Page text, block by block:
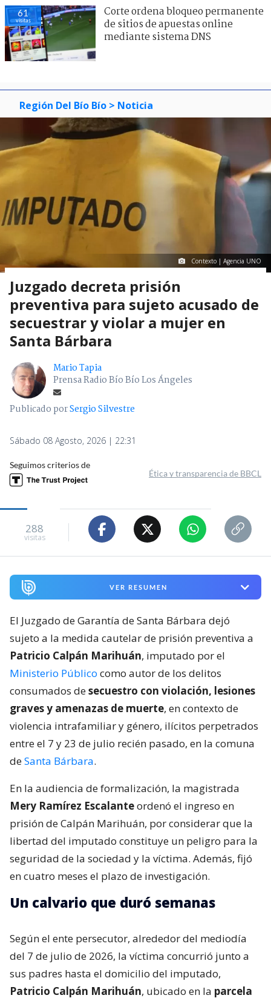
61
visitas
Corte ordena bloqueo permanente
de sitios de apuestas online
mediante sistema DNS
Región Del Bío Bío > Noticia
Contexto | Agencia UNO
Juzgado decreta prisión
preventiva para sujeto acusado de
secuestrar y violar a mujer en
Santa Bárbara
Mario Tapia
Prensa Radio Bío Bío Los Ángeles
Publicado porSergio Silvestre
Sábado 08 Agosto, 2026 | 22:31
Seguimos criterios de
Ética y transparencia de BBCL
288
visitas
VER RESUMEN
El Juzgado de Garantía de Santa Bárbara dejó
sujeto a la medida cautelar de prisión preventiva a
Patricio Calpán Marihuán, imputado por el
Ministerio Público como autor de los delitos
consumados desecuestro con violación, lesiones
graves y amenazas de muerte, en contexto de
violencia intrafamiliar y género, ilícitos perpetrados
entre el 7 y 23 de julio recién pasado, en la comuna
deSanta Bárbara.
En la audiencia de formalización, la magistrada
Mery Ramírez Escalanteordenó el ingreso en
prisión de Calpán Marihuán, por considerar que la
libertad del imputado constituye un peligro para la
seguridad de la sociedad y la víctima. Además, fijó
en cuatro meses el plazo de investigación.
Un calvario que duró semanas
Según el ente persecutor, alrededor del mediodía
del 7 de julio de 2026, la víctima concurrió junto a
sus padres hasta el domicilio del imputado,
Patricio Calpán Marihuán, ubicado en la parcela